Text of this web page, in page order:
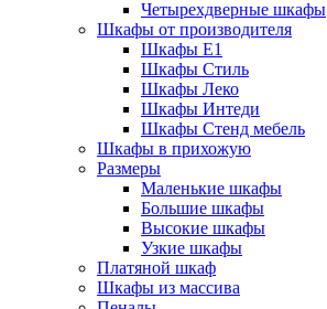
Четырехдверные шкафы
Шкафы от производителя
Шкафы E1
Шкафы Стиль
Шкафы Леко
Шкафы Интеди
Шкафы Стенд мебель
Шкафы в прихожую
Размеры
Маленькие шкафы
Большие шкафы
Высокие шкафы
Узкие шкафы
Платяной шкаф
Шкафы из массива